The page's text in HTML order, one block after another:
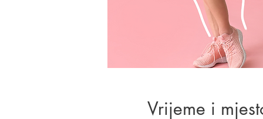
Vrijeme i